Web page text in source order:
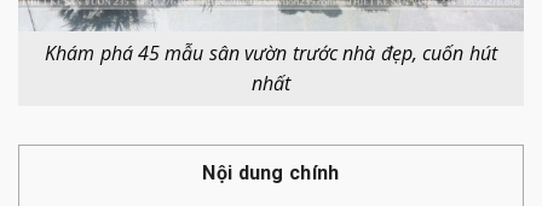
Khám phá 45 mẫu sân vườn trước nhà đẹp, cuốn hút
nhất
Nội dung chính